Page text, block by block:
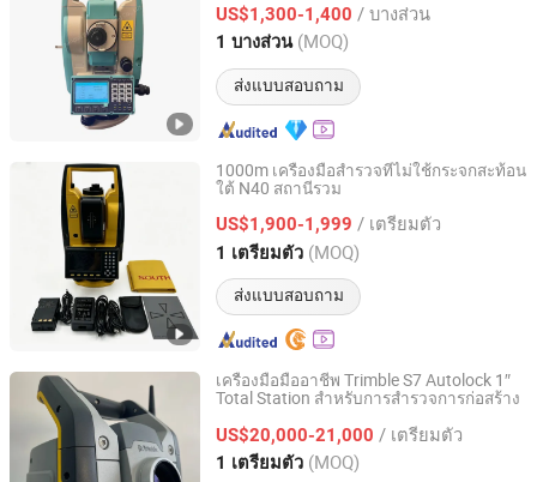
US$1,300-1,400 / บางส่วน
1 บางส่วน (MOQ)
ส่งแบบสอบถาม
Jiangsu, China อัตราจาก 2023
1000m เครื่องมือสำรวจที่ไม่ใช้กระจกสะท้อน
ใต้ N40 สถานีรวม
US$1,900-1,999 / เตรียมตัว
1 เตรียมตัว (MOQ)
ส่งแบบสอบถาม
Shanghai Newdi Navigation Technology Co., Ltd.
Shanghai, China อัตราจาก 2021
เครื่องมือมืออาชีพ Trimble S7 Autolock 1″
Total Station สำหรับการสำรวจการก่อสร้าง
US$20,000-21,000 / เตรียมตัว
1 เตรียมตัว (MOQ)
Nanjing Cetu Surveying Instrument Co., Ltd.
Jiangsu, China อัตราจาก 2022